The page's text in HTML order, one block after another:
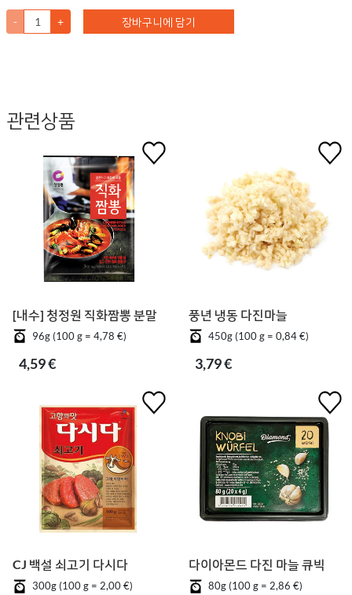
- + 장바구니에 담기
관련상품
[내수] 청정원 직화짬뽕 분말
96g (100 g = 4,78 €)
4,59 €
풍년 냉동 다진마늘
450g (100 g = 0,84 €)
3,79 €
CJ 백설 쇠고기 다시다
300g (100 g = 2,00 €)
다이아몬드 다진 마늘 큐빅
80g (100 g = 2,86 €)